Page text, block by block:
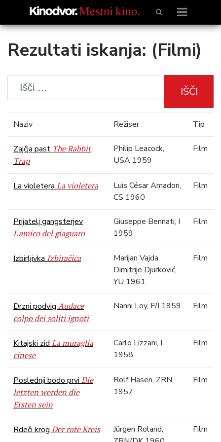
Rezultati iskanja: (Filmi)
IŠČI
Naziv Režiser Tip
Zajčja past The Rabbit
Trap
Philip Leacock,
USA 1959
Film
La violetera La violetera
Luis César Amadori,
CS 1960
Film
Prijatelj gangsterjev
L'amico del giaguaro
Giuseppe Bennati, I
1959
Film
Izbirljivka Izbiračica
Marijan Vajda,
Dimitrije Djurković,
YU 1961
Film
Drzni podvig Audace
colpo dei soliti ignoti
Nanni Loy, F/I 1959 Film
Kitajski zid La muraglia
cinese
Carlo Lizzani, I
1958
Film
Poslednji bodo prvi Die
letzten werden die
Ersten sein
Rolf Hasen, ZRN
1957
Film
Rdeči krog Der rote Kreis
Jürgen Roland,
Film